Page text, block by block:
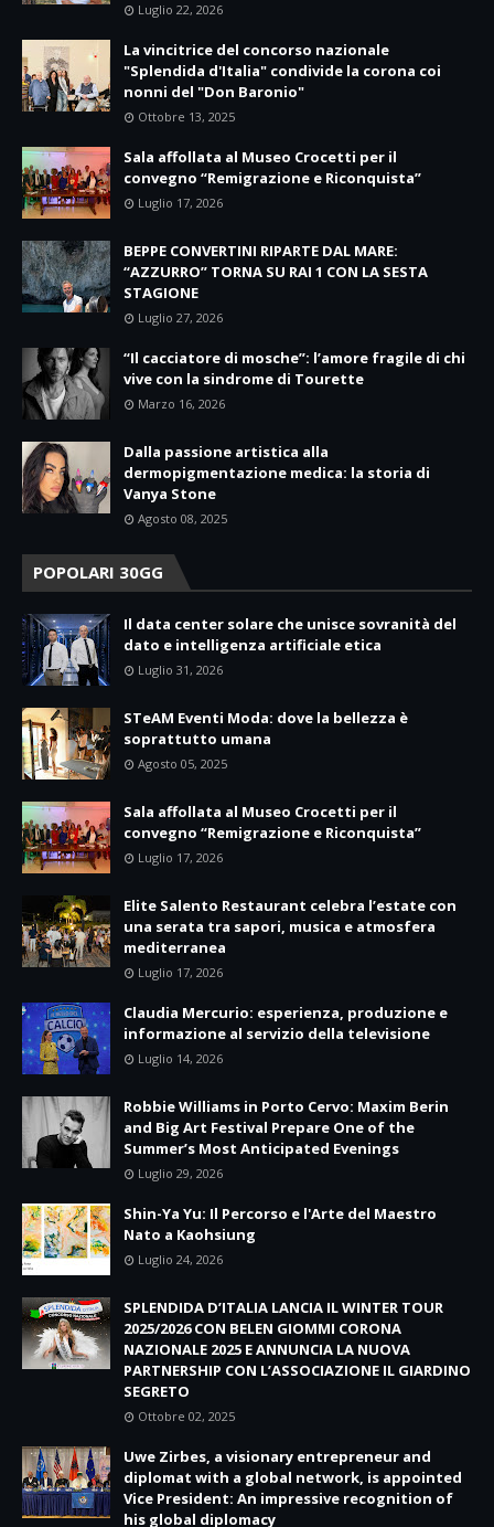
Luglio 22, 2026
La vincitrice del concorso nazionale
"Splendida d'Italia" condivide la corona coi
nonni del "Don Baronio"
Ottobre 13, 2025
Sala affollata al Museo Crocetti per il
convegno “Remigrazione e Riconquista”
Luglio 17, 2026
BEPPE CONVERTINI RIPARTE DAL MARE:
“AZZURRO” TORNA SU RAI 1 CON LA SESTA
STAGIONE
Luglio 27, 2026
“Il cacciatore di mosche”: l’amore fragile di chi
vive con la sindrome di Tourette
Marzo 16, 2026
Dalla passione artistica alla
dermopigmentazione medica: la storia di
Vanya Stone
Agosto 08, 2025
POPOLARI 30GG
Il data center solare che unisce sovranità del
dato e intelligenza artificiale etica
Luglio 31, 2026
STeAM Eventi Moda: dove la bellezza è
soprattutto umana
Agosto 05, 2025
Sala affollata al Museo Crocetti per il
convegno “Remigrazione e Riconquista”
Luglio 17, 2026
Elite Salento Restaurant celebra l’estate con
una serata tra sapori, musica e atmosfera
mediterranea
Luglio 17, 2026
Claudia Mercurio: esperienza, produzione e
informazione al servizio della televisione
Luglio 14, 2026
Robbie Williams in Porto Cervo: Maxim Berin
and Big Art Festival Prepare One of the
Summer’s Most Anticipated Evenings
Luglio 29, 2026
Shin-Ya Yu: Il Percorso e l'Arte del Maestro
Nato a Kaohsiung
Luglio 24, 2026
SPLENDIDA D’ITALIA LANCIA IL WINTER TOUR
2025/2026 CON BELEN GIOMMI CORONA
NAZIONALE 2025 E ANNUNCIA LA NUOVA
PARTNERSHIP CON L’ASSOCIAZIONE IL GIARDINO
SEGRETO
Ottobre 02, 2025
Uwe Zirbes, a visionary entrepreneur and
diplomat with a global network, is appointed
Vice President: An impressive recognition of
his global diplomacy